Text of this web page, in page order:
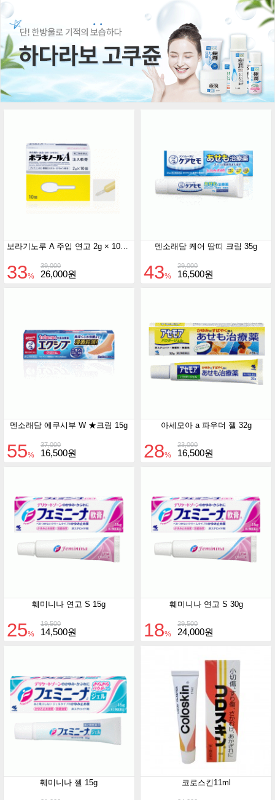
보라기노루 A 주입 연고 2g × 10개입
39,000
33% 26,000원
멘소래담 케어 땀띠 크림 35g
29,000
43% 16,500원
멘소래담 에쿠시부 W ★크림 15g
37,000
55% 16,500원
아세모아 a 파우더 젤 32g
23,000
28% 16,500원
훼미니나 연고 S 15g
19,500
25% 14,500원
훼미니나 연고 S 30g
29,500
18% 24,000원
훼미니나 젤 15g 코로스킨11ml